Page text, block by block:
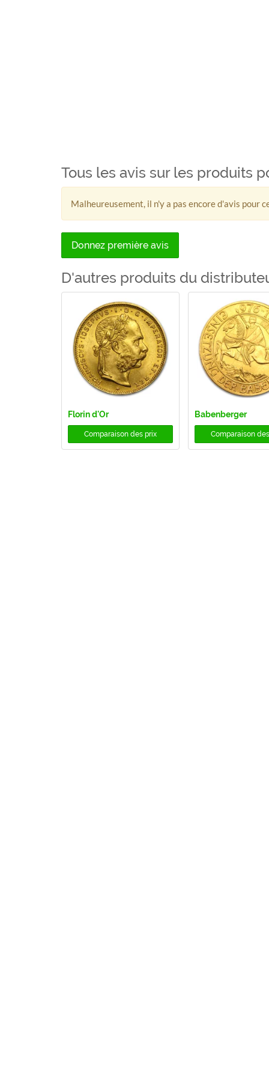
Tous les avis sur les produits
Malheureusement, il n'y a pas encore d'avis pour
Donnez première avis
D'autres produits du
Florin d'Or
Comparaison des prix
Babenberger
Comparaison